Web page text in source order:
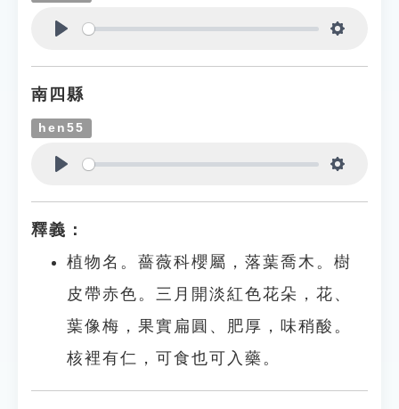
南四縣
hen55
釋義：
植物名。薔薇科櫻屬，落葉喬木。樹
皮帶赤色。三月開淡紅色花朵，花、
葉像梅，果實扁圓、肥厚，味稍酸。
核裡有仁，可食也可入藥。